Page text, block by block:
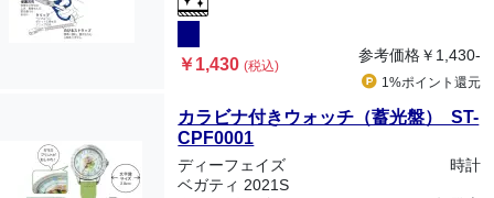
￥1,430(税込)
参考価格￥1,430-
1%ポイント 還元
カラビナ付きウォッチ（蓄光盤） ST-
CPF0001
ディーフェイズ
時計
ベガティ 2021S